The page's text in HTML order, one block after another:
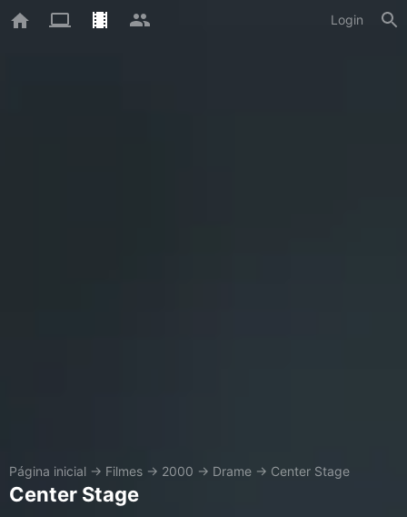
Login
Página inicial → Filmes → 2000 → Drame → Center Stage
Center Stage